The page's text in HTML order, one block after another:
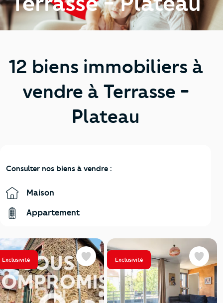
12 biens immobiliers à
vendre à Terrasse -
Plateau
Consulter nos biens à vendre :
Maison
Appartement
Exclusivité Favoris Exclusivité Favoris